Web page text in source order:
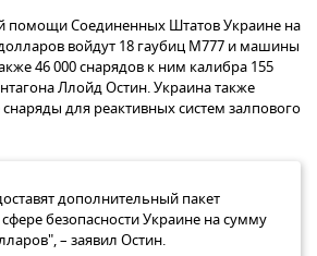
помощи Соединенных Штатов Украине на
войдут 18 гаубиц M777 и машины
46 000 снарядов к ним калибра 155
Ллойд Остин. Украина также
для реактивных систем залпового
дополнительный пакет
безопасности Украине на сумму
– заявил Остин.